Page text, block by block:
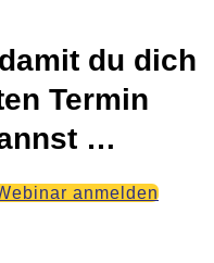
du dich
Termin
…
anmelden